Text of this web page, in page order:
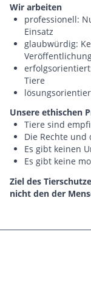
Wir arbeiten
professionell:
Einsatz
glaubwürdig:
Tiere
Unsere ethischen
Tiere sind
Die Rechte
Es gibt keinen
Es gibt keine
Ziel des
nicht den der